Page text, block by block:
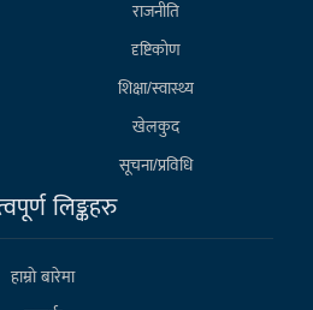
राजनीति
दृष्टिकोण
शिक्षा/स्वास्थ्य
खेलकुद
सूचना/प्रविधि
लिङ्कहरु
हाम्राे बारेमा